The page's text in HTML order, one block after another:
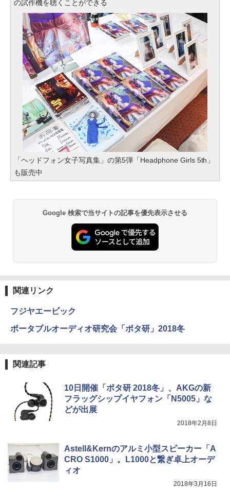
の試作機を聴くことができる
「ヘッドフォン女子写真集」の第5弾「Headphone Girls 5th」
も販売中
Google 検索で当サイトの記事を優先表示させる
関連リンク
フジヤエービック
ポータブルオーディオ研究会「ポタ研」2018冬
関連記事
10日開催「ポタ研 2018冬」、AKGの新
フラッグシップイヤフォン「N5005」な
どが出展
2018年2月8日
Astell&Kernのアルミ小型スピーカー「A
CRO S1000」。L1000と繋ぎ卓上オーデ
ィオ
2018年3月16日